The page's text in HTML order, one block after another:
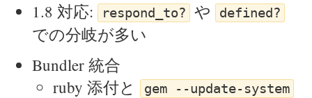
1.8 対応: respond_to? や defined?
での分岐が多い
Bundler 統合
ruby 添付と
gem --update-system